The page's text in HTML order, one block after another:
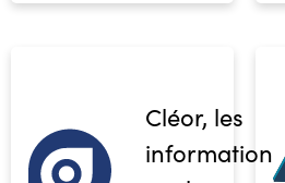
Cléor, les
informations